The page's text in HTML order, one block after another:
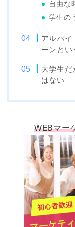
自由な
学生の
アルバイ
ーンとい
大学生だ
はない
WEBマー